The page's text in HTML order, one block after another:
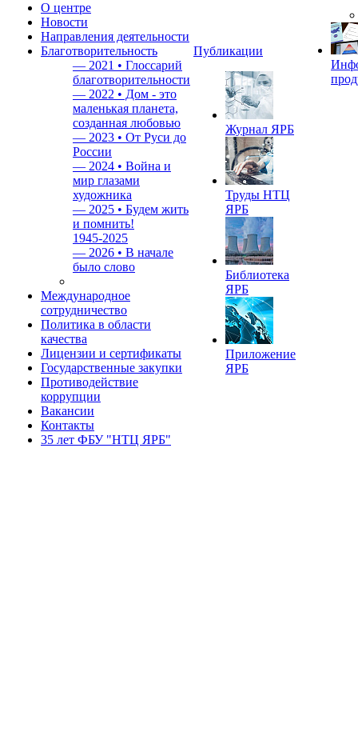
О центре
Новости
Направления деятельности
Благотворительность
— 2021 • Глоссарий
благотворительности
— 2022 • Дом - это
маленькая планета,
созданная любовью
— 2023 • От Руси до
России
— 2024 • Война и
мир глазами
художника
— 2025 • Будем жить
и помнить!
1945-2025
— 2026 • В начале
было слово
Международное
сотрудничество
Политика в области
качества
Лицензии и сертификаты
Государственные закупки
Противодействие
коррупции
Вакансии
Контакты
35 лет ФБУ "НТЦ ЯРБ"
Публикации
Журнал ЯРБ
Труды НТЦ
ЯРБ
Библиотека
ЯРБ
Приложение
ЯРБ